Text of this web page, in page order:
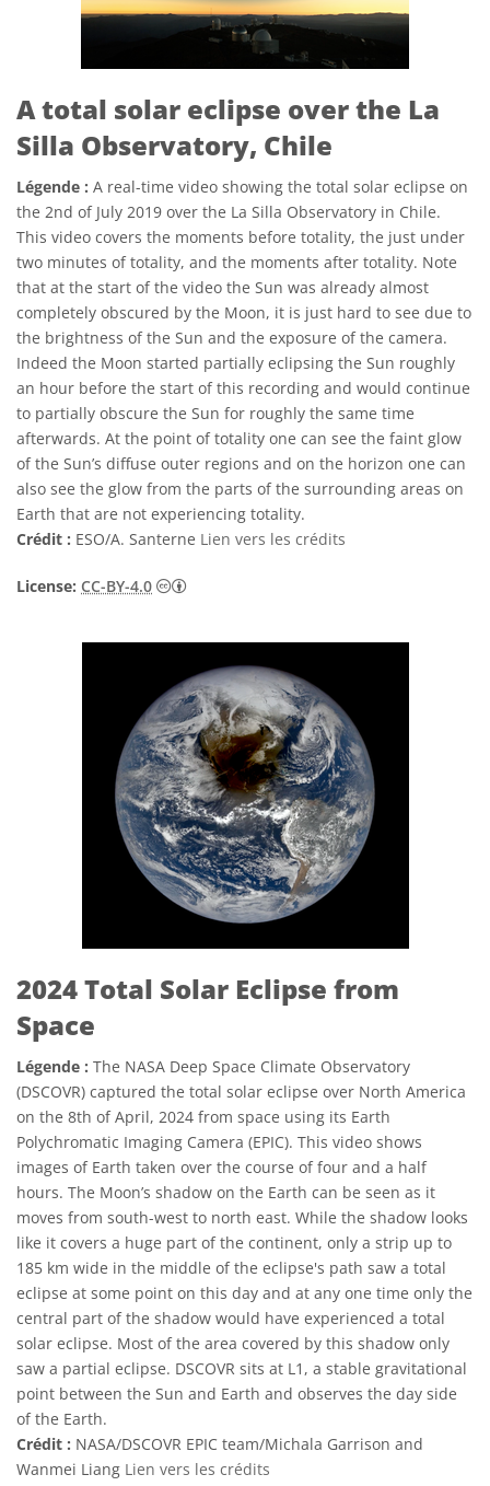
A total solar eclipse over the La
Silla Observatory, Chile
Légende : A real-time video showing the total solar eclipse on
the 2nd of July 2019 over the La Silla Observatory in Chile.
This video covers the moments before totality, the just under
two minutes of totality, and the moments after totality. Note
that at the start of the video the Sun was already almost
completely obscured by the Moon, it is just hard to see due to
the brightness of the Sun and the exposure of the camera.
Indeed the Moon started partially eclipsing the Sun roughly
an hour before the start of this recording and would continue
to partially obscure the Sun for roughly the same time
afterwards. At the point of totality one can see the faint glow
of the Sun’s diffuse outer regions and on the horizon one can
also see the glow from the parts of the surrounding areas on
Earth that are not experiencing totality.
Crédit : ESO/A. Santerne Lien vers les crédits
License: CC-BY-4.0 Creative Commons (CC) Attribution 4.0
2024 Total Solar Eclipse from
Space
Légende : The NASA Deep Space Climate Observatory
(DSCOVR) captured the total solar eclipse over North America
on the 8th of April, 2024 from space using its Earth
Polychromatic Imaging Camera (EPIC). This video shows
images of Earth taken over the course of four and a half
hours. The Moon’s shadow on the Earth can be seen as it
moves from south-west to north east. While the shadow looks
like it covers a huge part of the continent, only a strip up to
185 km wide in the middle of the eclipse's path saw a total
eclipse at some point on this day and at any one time only the
central part of the shadow would have experienced a total
solar eclipse. Most of the area covered by this shadow only
saw a partial eclipse. DSCOVR sits at L1, a stable gravitational
point between the Sun and Earth and observes the day side
of the Earth.
Crédit : NASA/DSCOVR EPIC team/Michala Garrison and
Wanmei Liang Lien vers les crédits